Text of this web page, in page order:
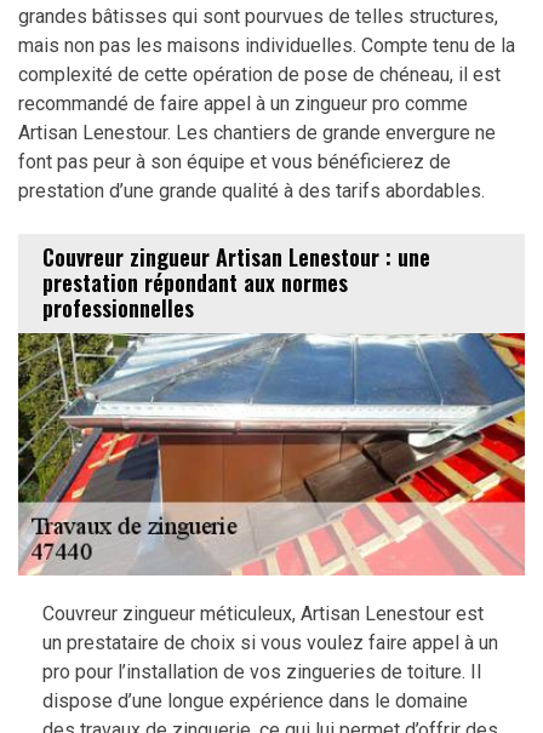
grandes bâtisses qui sont pourvues de telles structures,
mais non pas les maisons individuelles. Compte tenu de la
complexité de cette opération de pose de chéneau, il est
recommandé de faire appel à un zingueur pro comme
Artisan Lenestour. Les chantiers de grande envergure ne
font pas peur à son équipe et vous bénéficierez de
prestation d’une grande qualité à des tarifs abordables.
Couvreur zingueur Artisan Lenestour : une
prestation répondant aux normes
professionnelles
Couvreur zingueur méticuleux, Artisan Lenestour est
un prestataire de choix si vous voulez faire appel à un
pro pour l’installation de vos zingueries de toiture. Il
dispose d’une longue expérience dans le domaine